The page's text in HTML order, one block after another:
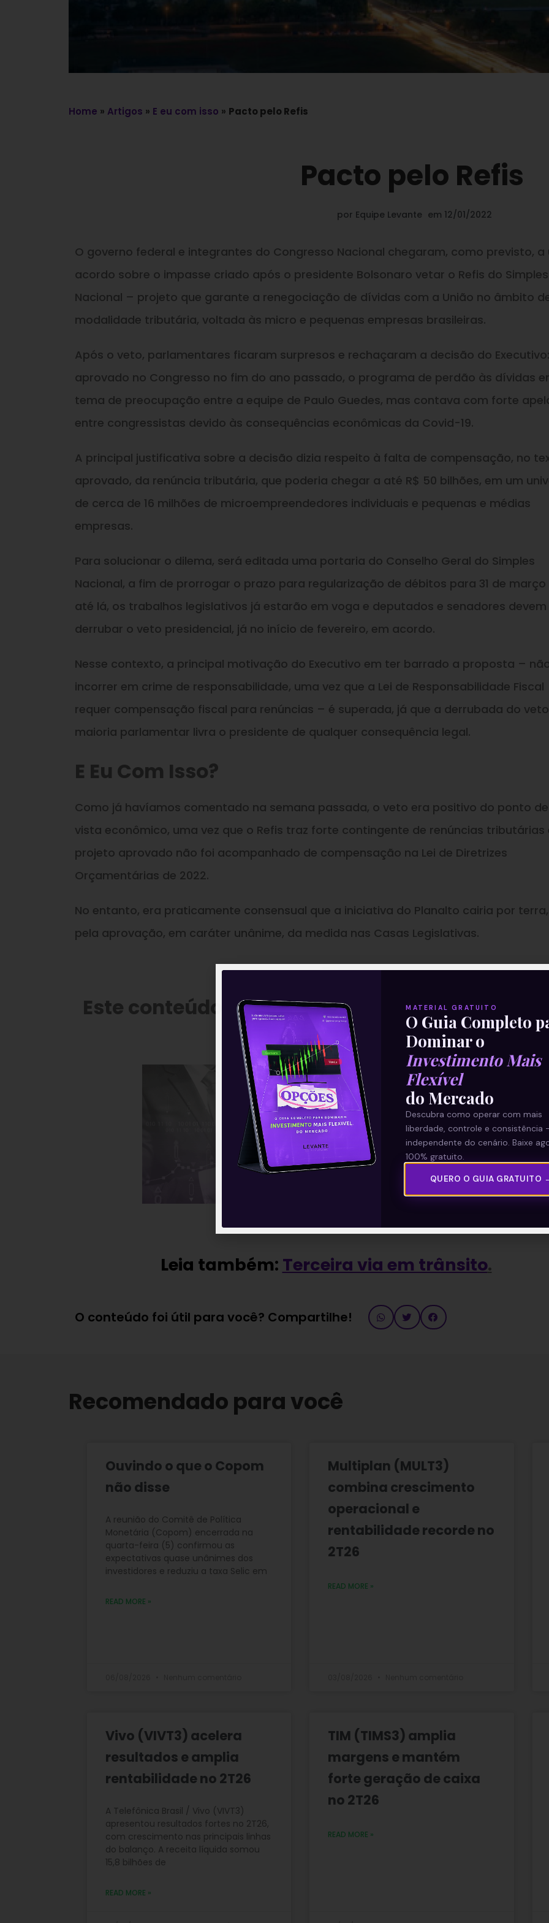
Home » Artigos » E eu com isso » Pacto pelo Refis
Pacto pelo Refis
por Equipe Levante em 12/01/2022
O governo federal e integrantes do Congresso Nacional chegaram, como previsto, a
acordo sobre o impasse criado após o presidente Bolsonaro vetar o Refis do Simples
Nacional – projeto que garante a renegociação de dívidas com a União no âmbito
modalidade tributária, voltada às micro e pequenas empresas brasileiras.
Após o veto, parlamentares ficaram surpresos e rechaçaram a decisão do Executivo:
aprovado no Congresso no fim do ano passado, o programa de perdão às dívidas
tema de preocupação entre a equipe de Paulo Guedes, mas contava com forte
entre congressistas devido às consequências econômicas da Covid-19.
A principal justificativa sobre a decisão dizia respeito à falta de compensação, no
aprovado, da renúncia tributária, que poderia chegar a até R$ 50 bilhões, em um
de cerca de 16 milhões de microempreendedores individuais e pequenas e médias
empresas.
Para solucionar o dilema, será editada uma portaria do Conselho Geral do Simples
Nacional, a fim de prorrogar o prazo para regularização de débitos para 31 de março
até lá, os trabalhos legislativos já estarão em voga e deputados e senadores devem
derrubar o veto presidencial, já no início de fevereiro, em acordo.
Nesse contexto, a principal motivação do Executivo em ter barrado a proposta –
incorrer em crime de responsabilidade, uma vez que a Lei de Responsabilidade Fiscal
requer compensação fiscal para renúncias – é superada, já que a derrubada do
maioria parlamentar livra o presidente de qualquer consequência legal.
E Eu Com Isso?
Como já havíamos comentado na semana passada, o veto era positivo do ponto de
vista econômico, uma vez que o Refis traz forte contingente de renúncias tributárias
projeto aprovado não foi acompanhado de compensação na Lei de Diretrizes
Orçamentárias de 2022.
No entanto, era praticamente consensual que a iniciativa do Planalto cairia por
pela aprovação, em caráter unânime, da medida nas Casas Legislativas.
—
Este conteúdo faz parte da nossa Newsletter
Com Isso’
—
Leia também: Terceira via em trânsito.
O conteúdo foi útil para você? Compartilhe!
Recomendado para você
Ouvindo o que o Copom
não disse
A reunião do Comitê de Política
Monetária (Copom) encerrada na
quarta-feira (5) confirmou as
expectativas quase unânimes dos
investidores e reduziu a taxa Selic em
READ MORE »
Multiplan (MULT3)
combina crescimento
operacional e
rentabilidade recorde no
2T26
READ MORE »
Vivo (VIVT3) acelera
resultados e amplia
rentabilidade no 2T26
A Telefônica Brasil / Vivo (VIVT3)
apresentou resultados fortes no 2T26,
com crescimento nas principais linhas
do balanço. A receita líquida somou
15,8 bilhões de
READ MORE »
TIM (TIMS3) amplia
margens e mantém
forte geração de caixa
no 2T26
READ MORE »
MATERIAL GRATUITO
O Guia Completo
Dominar o
Investimento Mais
Flexível
do Mercado
Descubra como operar com mais
liberdade, controle e consistência
independente do cenário. Baixe
100% gratuito.
QUERO O GUIA GRATUITO